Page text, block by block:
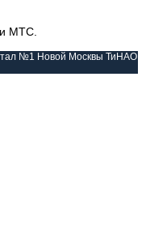
МТС.
№1 Новой Москвы ТиНАО